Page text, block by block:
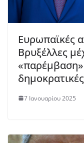
Ευρωπαϊκές
Βρυξέλλες
7 Ιανουαρίου 2025